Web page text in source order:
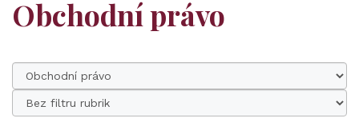
Obchodní právo